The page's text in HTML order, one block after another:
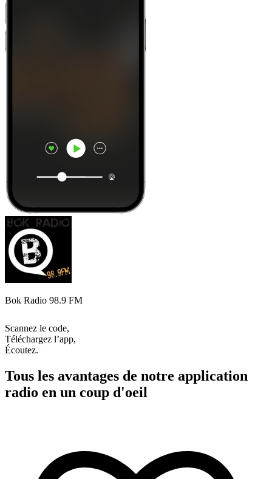
Bok Radio 98.9 FM
Scannez le code,
Téléchargez l’app,
Écoutez.
Tous les avantages de notre application
radio en un coup d'oeil